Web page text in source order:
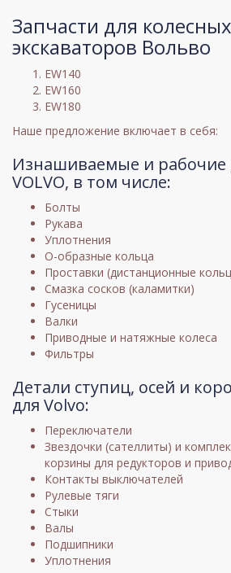
Запчасти для колесных
экскаваторов Вольво
EW140
EW160
EW180
Наше предложение включает в себя:
Изнашиваемые и рабочие
VOLVO, в том числе:
Болты
Рукава
Уплотнения
О-образные кольца
Проставки (дистанционные
Смазка сосков (каламитки)
Гусеницы
Валки
Приводные и натяжные колеса
Фильтры
Детали ступиц, осей и
для Volvo:
Переключатели
Звездочки (сателлиты) и
корзины для редукторов и
Контакты выключателей
Рулевые тяги
Стыки
Валы
Подшипники
Уплотнения